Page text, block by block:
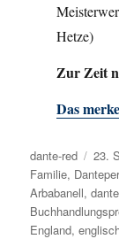
Hetze)
Zur Zeit
Das
Autor
dante-red
am
23.
Familie,
Arbabanell,
England,